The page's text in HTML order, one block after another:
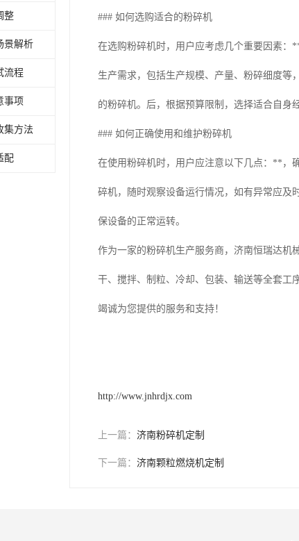
整
景解析
流程
事项
集方法
配
### 如何选购适合的粉碎机
在选购粉碎机时，用户应考虑几个重要因素：
生产需求，包括生产规模、产量、粉碎细度等
的粉碎机。后，根据预算限制，选择适合自身
### 如何正确使用和维护粉碎机
在使用粉碎机时，用户应注意以下几点：**，
碎机，随时观察设备运行情况，如有异常应及
保设备的正常运转。
作为一家的粉碎机生产服务商，济南恒瑞达机
干、搅拌、制粒、冷却、包装、输送等全套工
竭诚为您提供的服务和支持！
http://www.jnhrdjx.com
上一篇： 济南粉碎机定制
下一篇： 济南颗粒燃烧机定制